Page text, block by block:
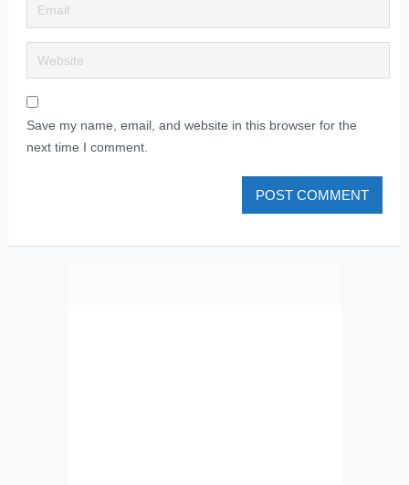
Save my name, email, and website in this browser for the
next time I comment.